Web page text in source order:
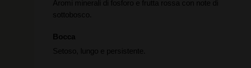
Aromi minerali di fosforo e frutta rossa con note di
sottobosco.
Bocca
Setoso, lungo e persistente.